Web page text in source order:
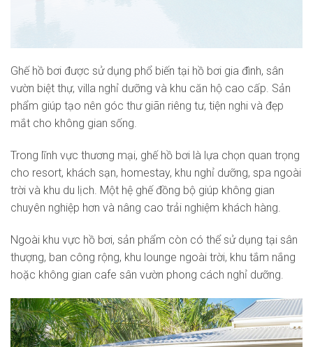
Ghế hồ bơi được sử dụng phổ biến tại hồ bơi gia đình, sân
vườn biệt thự, villa nghỉ dưỡng và khu căn hộ cao cấp. Sản
phẩm giúp tạo nên góc thư giãn riêng tư, tiện nghi và đẹp
mắt cho không gian sống.
Trong lĩnh vực thương mại, ghế hồ bơi là lựa chọn quan trọng
cho resort, khách sạn, homestay, khu nghỉ dưỡng, spa ngoài
trời và khu du lịch. Một hệ ghế đồng bộ giúp không gian
chuyên nghiệp hơn và nâng cao trải nghiệm khách hàng.
Ngoài khu vực hồ bơi, sản phẩm còn có thể sử dụng tại sân
thượng, ban công rộng, khu lounge ngoài trời, khu tắm nắng
hoặc không gian cafe sân vườn phong cách nghỉ dưỡng.